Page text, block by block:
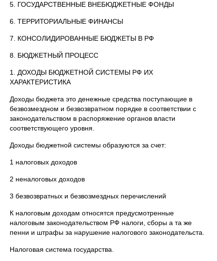
5. ГОСУДАРСТВЕННЫЕ ВНЕБЮДЖЕТНЫЕ ФОНДЫ
6. ТЕРРИТОРИАЛЬНЫЕ ФИНАНСЫ
7. КОНСОЛИДИРОВАННЫЕ БЮДЖЕТЫ В РФ
8. БЮДЖЕТНЫЙ ПРОЦЕСС
1. ДОХОДЫ БЮДЖЕТНОЙ СИСТЕМЫ РФ ИХ
ХАРАКТЕРИСТИКА
Доходы бюджета это денежные средства поступающие в
безвозмездном и безвозвратном порядке в соответствии с
законодательством в распоряжение органов власти
соответствующего уровня.
Доходы бюджетной системы образуются за счет:
1 налоговых доходов
2 неналоговых доходов
3 безвозвратных и безвозмездных перечислений
К налоговым доходам относятся предусмотренные
налоговым законодательством РФ налоги, сборы а та же
пенни и штрафы за нарушение налогового законодательста.
Налоговая система государства.